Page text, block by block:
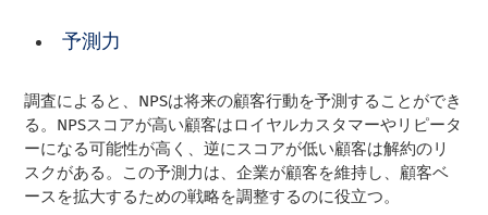
予測力
調査によると、NPSは将来の顧客行動を予測することができ
る。NPSスコアが高い顧客はロイヤルカスタマーやリピータ
ーになる可能性が高く、逆にスコアが低い顧客は解約のリ
スクがある。この予測力は、企業が顧客を維持し、顧客ベ
ースを拡大するための戦略を調整するのに役立つ。